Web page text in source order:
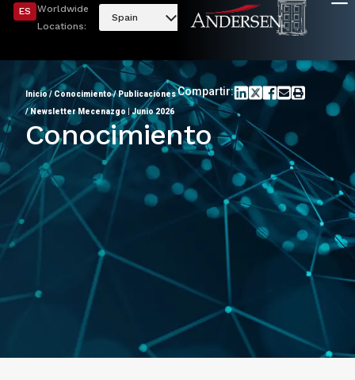
ES
Worldwide
Locations:
Spain
Inicio/ Conocimiento/Publicaciones
/Newsletter Mecenazgo | Junio 2026
Compartir:
Conocimiento